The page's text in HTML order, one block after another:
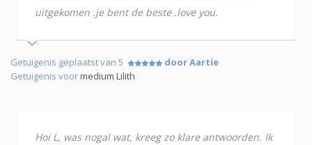
uitgekomen .je bent de beste .love you.
Getuigenis geplaatst van 5
door Aartie
Getuigenis voormedium Lilith
Hoi L, was nogal wat, kreeg zo klare antwoorden. Ik